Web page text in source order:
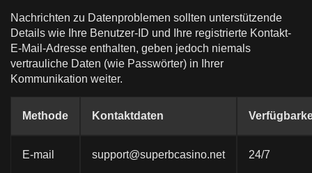
Nachrichten zu Datenproblemen sollten unterstützende
Details wie Ihre Benutzer-ID und Ihre registrierte Kontakt-
E-Mail-Adresse enthalten, geben jedoch niemals
vertrauliche Daten (wie Passwörter) in Ihrer
Kommunikation weiter.
Methode Kontaktdaten
E-mail support@superbcasino.net 24/7